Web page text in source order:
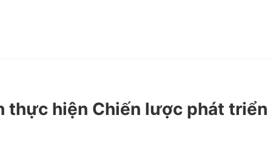
thực hiện Chiến lược phát triển